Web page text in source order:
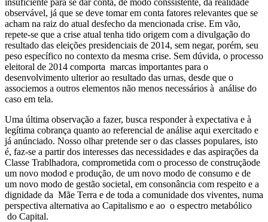
observável, já que se deve tomar em conta fatores relevantes que se
acham na raiz do atual desfecho da mencionada crise. Em vão,
repete-se que a crise atual tenha tido origem com a divulgação do
resultado das eleições presidenciais de 2014, sem negar, porém, seu
peso específico no contexto da mesma crise. Sem dúvida, o processo
eleitoral de 2014 comporta marcas importantes para o
desenvolvimento ulterior ao resultado das urnas, desde que o
associemos a outros elementos não menos necessários à análise do
caso em tela.
Uma última observação a fazer, busca responder à expectativa e à
legítima cobrança quanto ao referencial de análise aqui exercitado e
já anúnciado. Nosso olhar pretende ser o das classes populares, isto
é, faz-se a partir dos interesses das necessidades e das aspirações da
Classe Trablhadora, comprometida com o processo de construçãode
um novo modod e produção, de um novo modo de consumo e de
um novo modo de gestão societal, em consonância com respeito e a
dignidade da Mãe Terra e de toda a comunidade dos viventes, numa
perspectiva alternativa ao Capitalismo e ao o espectro metabólico
do Capital.